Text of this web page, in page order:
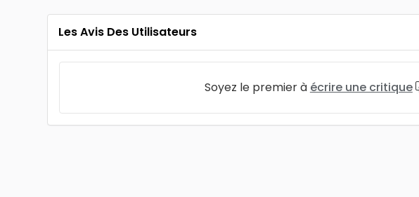
Les Avis Des Utilisateurs
Soyez le premier à écrire une critique